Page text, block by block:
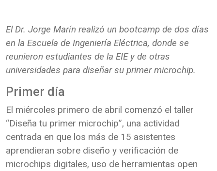
El Dr. Jorge Marín realizó un bootcamp de dos días
en la Escuela de Ingeniería Eléctrica, donde se
reunieron estudiantes de la EIE y de otras
universidades para diseñar su primer microchip.
Primer día
El miércoles primero de abril comenzó el taller
“Diseña tu primer microchip”, una actividad
centrada en que los más de 15 asistentes
aprendieran sobre diseño y verificación de
microchips digitales, uso de herramientas open